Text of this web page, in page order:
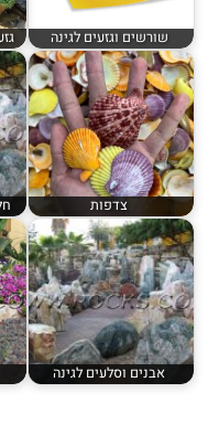
שורשים וגזעים לגינה
צדפות
אבנים וסלעים לגינה